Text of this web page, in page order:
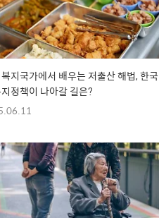
지국가에서 배우는 저출산 해법, 한국
정책이 나아갈 길은?